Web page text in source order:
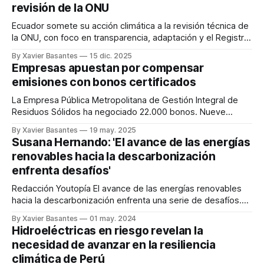
revisión de la ONU
Ecuador somete su acción climática a la revisión técnica de
la ONU, con foco en transparencia, adaptación y el Registro
By Xavier Basantes 15 dic. 2025
Empresas apuestan por compensar
emisiones con bonos certificados
La Empresa Pública Metropolitana de Gestión Integral de
Residuos Sólidos ha negociado 22.000 bonos. Nueve
By Xavier Basantes 19 may. 2025
Susana Hernando: 'El avance de las energías
renovables hacia la descarbonización
enfrenta desafíos'
Redacción Youtopía El avance de las energías renovables
hacia la descarbonización enfrenta una serie de desafíos.
tecnológicos. Para tener una perspectiva de lo que
plantean esos retos y los efectos que ocasiona el cambio
climático y la energía, Youtopía Ecuador entrevistó
By Xavier Basantes 01 may. 2024
Hidroeléctricas en riesgo revelan la
necesidad de avanzar en la resiliencia
climática de Perú